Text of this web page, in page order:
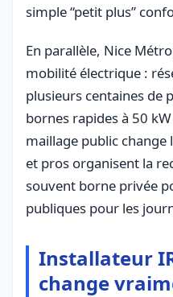
simple “petit plus”
En parallèle, Nice
mobilité électrique :
plusieurs centaines de
bornes rapides à 50
maillage public
et pros organisent la
souvent borne privée
publiques pour les
Installateur
change